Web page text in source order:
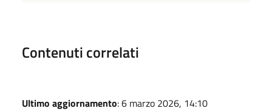
Contenuti correlati
Ultimo aggiornamento: 6 marzo 2026, 14:10